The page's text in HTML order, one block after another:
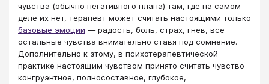
чувства (обычно негативного плана) там, где на самом
деле их нет, терапевт может считать настоящими только
базовые эмоции — радость, боль, страх, гнев, все
остальные чувства внимательно ставя под сомнение.
Дополнительно к этому, в психотерапевтической
практике настоящим чувством принято считать чувство
конгруэнтное, полносоставное, глубокое,